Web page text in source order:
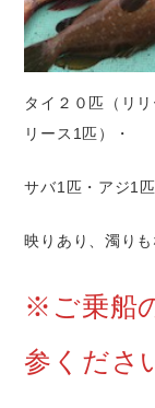
タイ２０匹（リ
リース1匹）・
サバ1匹・アジ1
映りあり、濁り
※ご乗船
参くださ